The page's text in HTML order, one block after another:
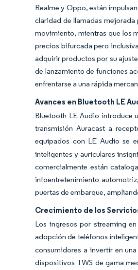
Realme y Oppo, están
claridad de llamadas
movimiento, mientras que los
precios bifurcada pero
adquirir productos por su
de lanzamiento de funciones
enfrentarse a una rápida
Avances en Bluetooth LE
Bluetooth LE Audio introduce
transmisión Auracast a
equipados con LE Audio se
inteligentes y auriculares
comercialmente están
infoentretenimiento
puertas de embarque,
Crecimiento de los
Los ingresos por streaming
adopción de teléfonos
consumidores a invertir en
dispositivos TWS de gama